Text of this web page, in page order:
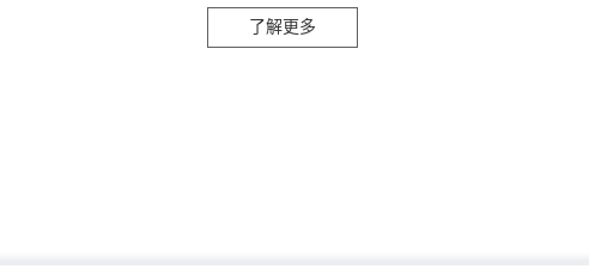
，红、浓、陈、醇、是它最大的一个特点，六堡茶它经过冷水发酵，
了解更多